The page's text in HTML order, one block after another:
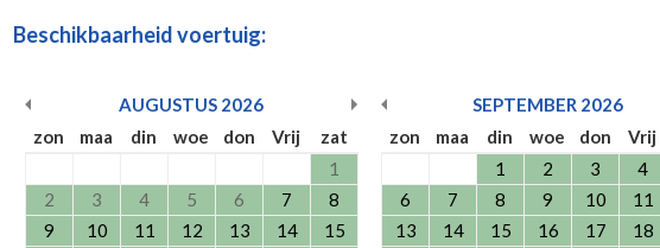
Beschikbaarheid voertuig:
AUGUSTUS 2026
zon
maa din woe don Vrij
zat
1
2
3 4 5 6 7
8
9
10 11 12 13 14
15
SEPTEMBER 2026
zon
maa din woe don Vrij
1
2 3 4
6
7 8 9 10 11
13
14 15 16 17 18